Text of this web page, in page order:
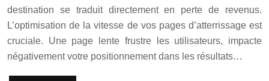
destination se traduit directement en perte de revenus.
L’optimisation de la vitesse de vos pages d’atterrissage est
cruciale. Une page lente frustre les utilisateurs, impacte
négativement votre positionnement dans les résultats…